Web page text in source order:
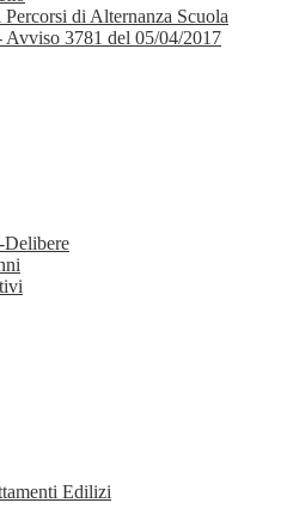
Percorsi di Alternanza Scuola
Avviso 3781 del 05/04/2017
Delibere
Edilizi